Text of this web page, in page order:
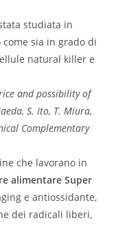
studiata in
sia in grado di
natural killer e
and possibility of
S. Ito, T. Miura,
Complementary
che lavorano in
alimentare Super
e antiossidante,
dei radicali liberi,